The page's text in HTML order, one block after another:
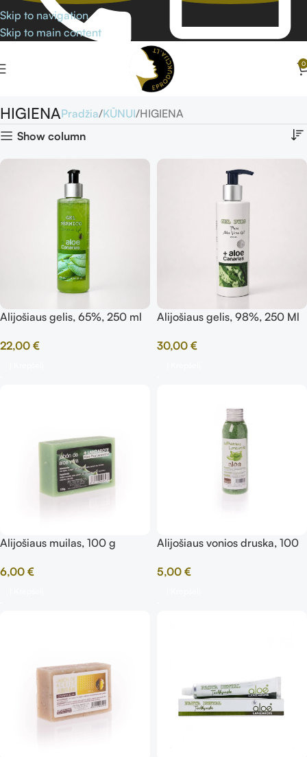
Skip to navigation
Skip to main content
0
HIGIENAPradžia KŪNUI HIGIENA
Show column
Alijošiaus gelis, 65%, 250 ml
22,00 €
Alijošiaus gelis, 98%, 250 Ml
30,00 €
Alijošiaus muilas, 100 g
6,00 €
Alijošiaus vonios druska, 100
5,00 €